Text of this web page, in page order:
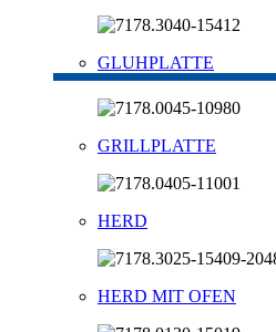
GLUHPLATTE
GRILLPLATTE
HERD
HERD MIT OFEN